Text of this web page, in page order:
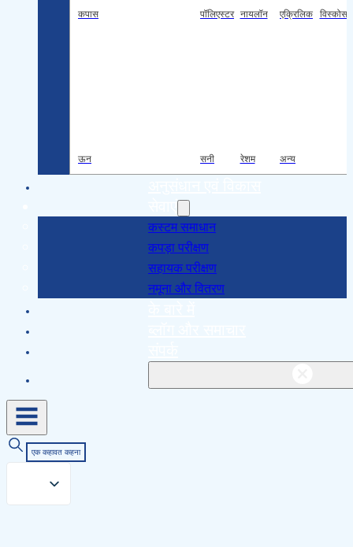
कपास पॉलिएस्टर नायलॉन एक्रिलिक विस्कोस
ऊन सनी रेशम अन्य
कस्टम समाधान
कपड़ा परीक्षण
सहायक परीक्षण
नमूना और वितरण
एक कहावत कहना